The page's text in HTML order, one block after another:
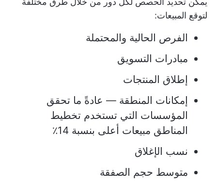
لتوقع المبيعات:
الفرص الحالية والمحتملة
مبادرات التسويق
إطلاق المنتجات
إمكانات المنطقة — عادةً ما تحقق
المؤسسات التي تستخدم تخطيط
المناطق مبيعات أعلى بنسبة 14٪
نسب الإغلاق
متوسط حجم الصفقة